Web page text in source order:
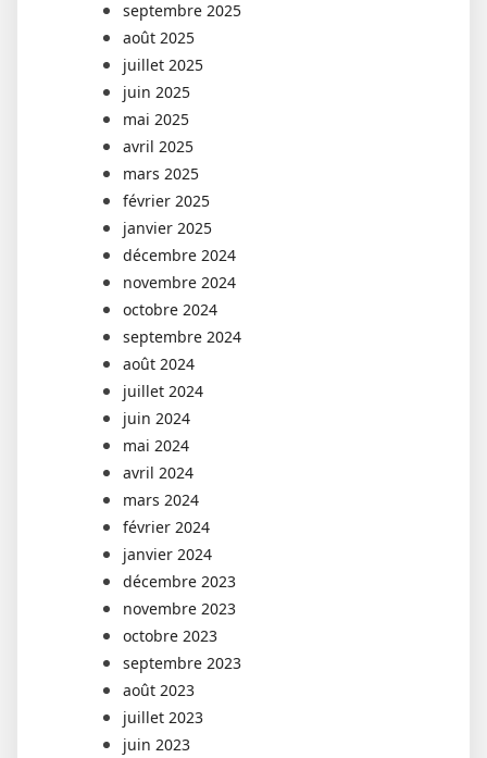
septembre 2025
août 2025
juillet 2025
juin 2025
mai 2025
avril 2025
mars 2025
février 2025
janvier 2025
décembre 2024
novembre 2024
octobre 2024
septembre 2024
août 2024
juillet 2024
juin 2024
mai 2024
avril 2024
mars 2024
février 2024
janvier 2024
décembre 2023
novembre 2023
octobre 2023
septembre 2023
août 2023
juillet 2023
juin 2023